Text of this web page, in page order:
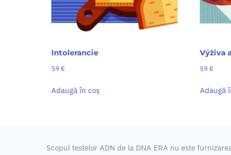
Intolerancie
59 €
Adaugă în coș
Výživa
59 €
Adaugă
Scopul testelor ADN de la DNA ERA nu este